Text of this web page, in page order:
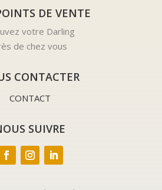
DE VENTE
votre Darling
de chez vous
CONTACTER
CONTACT
SUIVRE